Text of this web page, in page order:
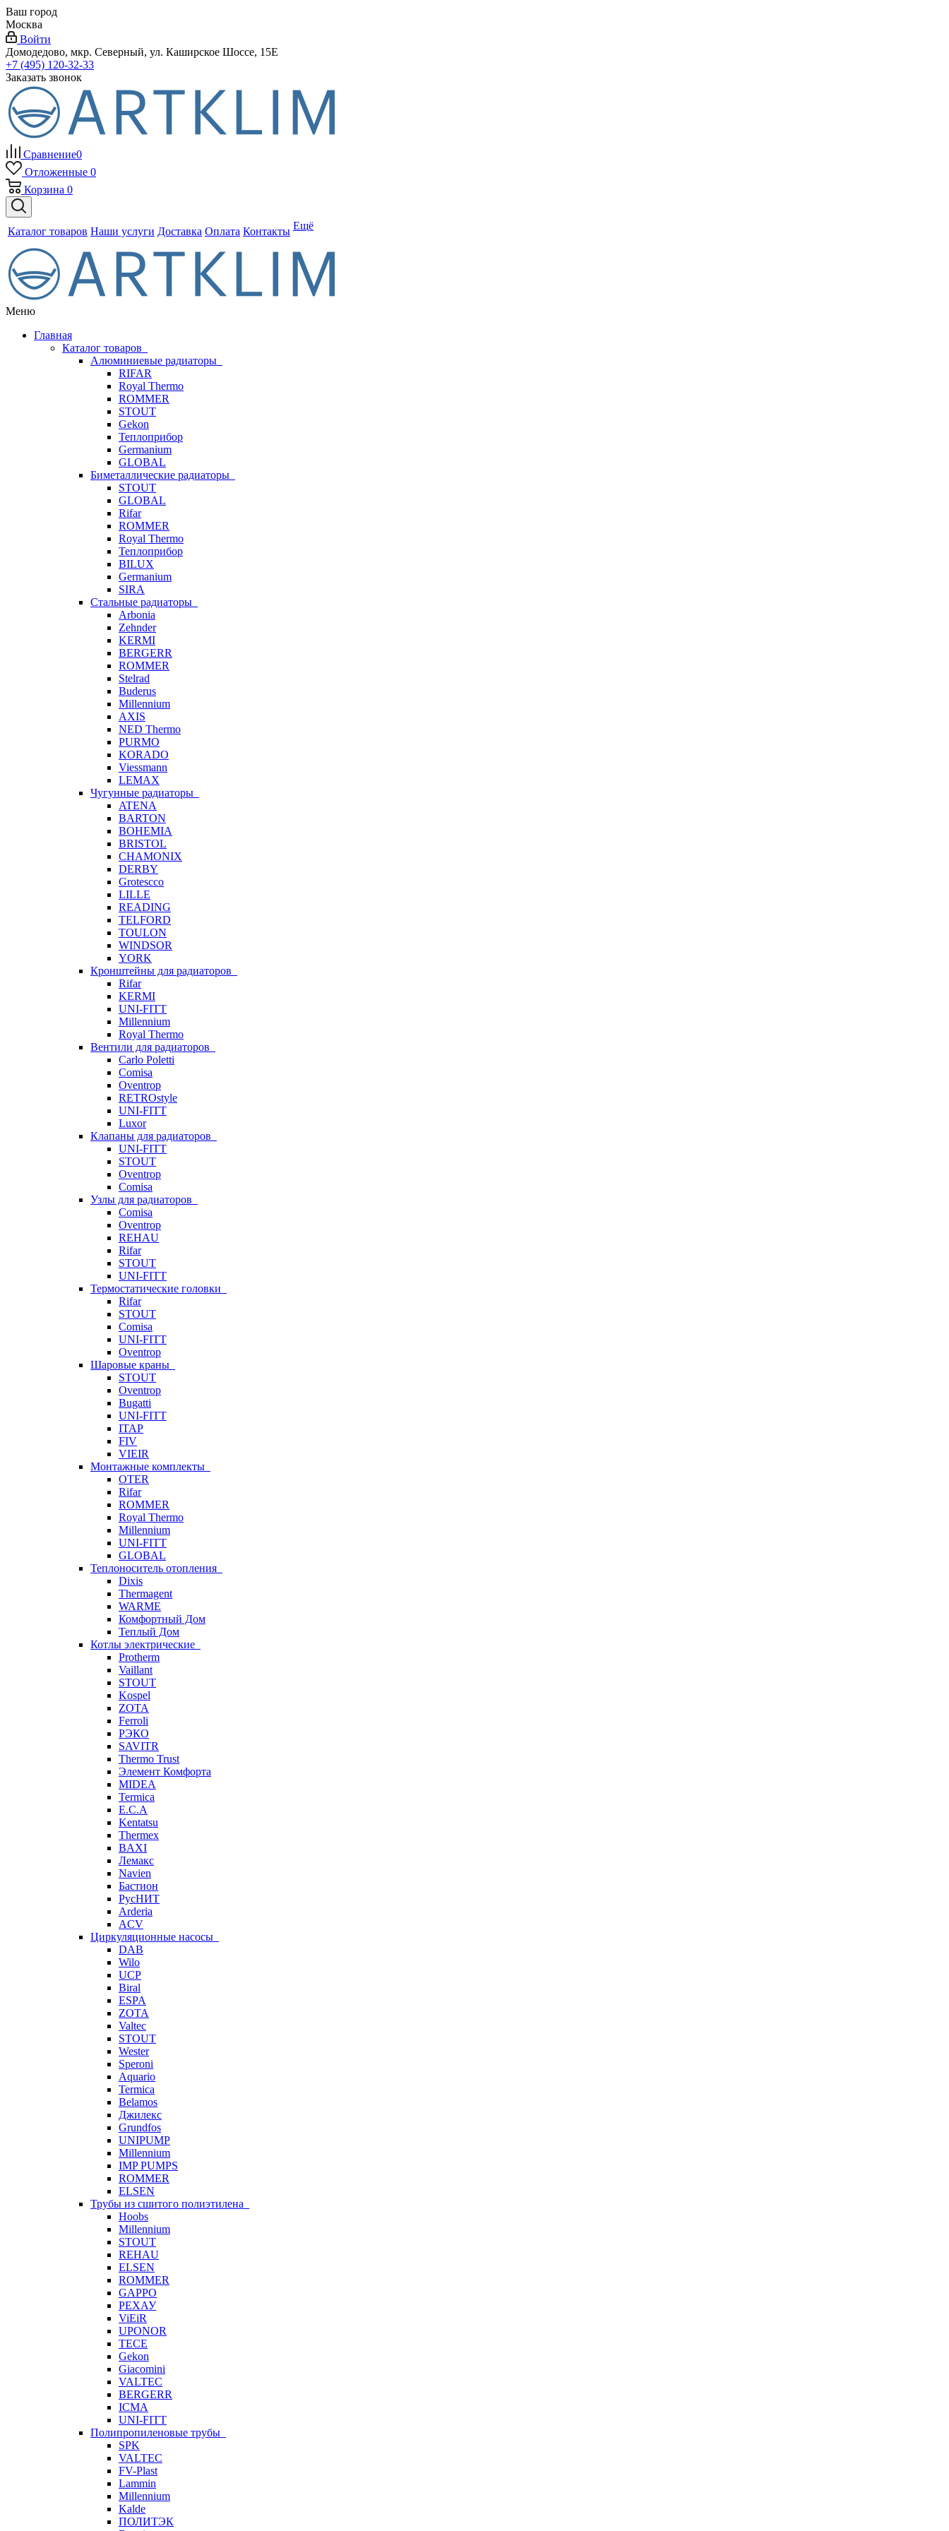
Ваш город
Москва
Войти
Домодедово, мкр. Северный, ул. Каширское Шоссе, 15Е
+7 (495) 120-32-33
Заказать звонок
Сравнение0
Отложенные 0
Корзина 0
Каталог товаров Наши услуги Доставка Оплата Контакты Ещё
Меню
Главная
Каталог товаров
Алюминиевые радиаторы
RIFAR
Royal Thermo
ROMMER
STOUT
Gekon
Теплоприбор
Germanium
GLOBAL
Биметаллические радиаторы
STOUT
GLOBAL
Rifar
ROMMER
Royal Thermo
Теплоприбор
BILUX
Germanium
SIRA
Стальные радиаторы
Arbonia
Zehnder
KERMI
BERGERR
ROMMER
Stelrad
Buderus
Millennium
AXIS
NED Thermo
PURMO
KORADO
Viessmann
LEMAX
Чугунные радиаторы
ATENA
BARTON
BOHEMIA
BRISTOL
CHAMONIX
DERBY
Grotescco
LILLE
READING
TELFORD
TOULON
WINDSOR
YORK
Кронштейны для радиаторов
Rifar
KERMI
UNI-FITT
Millennium
Royal Thermo
Вентили для радиаторов
Carlo Poletti
Comisa
Oventrop
RETROstyle
UNI-FITT
Luxor
Клапаны для радиаторов
UNI-FITT
STOUT
Oventrop
Comisa
Узлы для радиаторов
Comisa
Oventrop
REHAU
Rifar
STOUT
UNI-FITT
Термостатические головки
Rifar
STOUT
Comisa
UNI-FITT
Oventrop
Шаровые краны
STOUT
Oventrop
Bugatti
UNI-FITT
ITAP
FIV
VIEIR
Монтажные комплекты
OTER
Rifar
ROMMER
Royal Thermo
Millennium
UNI-FITT
GLOBAL
Теплоноситель отопления
Dixis
Thermagent
WARME
Комфортный Дом
Теплый Дом
Котлы электрические
Protherm
Vaillant
STOUT
Kospel
ZOTA
Ferroli
РЭКО
SAVITR
Thermo Trust
Элемент Комфорта
MIDEA
Termica
E.C.A
Kentatsu
Thermex
BAXI
Лемакс
Navien
Бастион
РусНИТ
Arderia
ACV
Циркуляционные насосы
DAB
Wilo
UCP
Biral
ESPA
ZOTA
Valtec
STOUT
Wester
Speroni
Aquario
Termica
Belamos
Джилекс
Grundfos
UNIPUMP
Millennium
IMP PUMPS
ROMMER
ELSEN
Трубы из сшитого полиэтилена
Hoobs
Millennium
STOUT
REHAU
ELSEN
ROMMER
GAPPO
РЕХАУ
ViEiR
UPONOR
TECE
Gekon
Giacomini
VALTEC
BERGERR
ICMA
UNI-FITT
Полипропиленовые трубы
SPK
VALTEC
FV-Plast
Lammin
Millennium
Kalde
ПОЛИТЭК